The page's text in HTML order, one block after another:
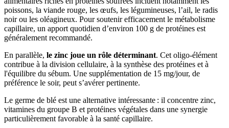
poissons, la viande rouge, les œufs, les légumineuses, l’ail, le radis
noir ou les oléagineux. Pour soutenir efficacement le métabolisme
capillaire, un apport quotidien d’environ 100 g de protéines est
généralement recommandé.
En parallèle, le zinc joue un rôle déterminant. Cet oligo-élément
contribue à la division cellulaire, à la synthèse des protéines et à
l'équilibre du sébum. Une supplémentation de 15 mg/jour, de
préférence le soir, peut s’avérer pertinente.
Le germe de blé est une alternative intéressante : il concentre zinc,
vitamines du groupe B et protéines végétales dans une synergie
particulièrement favorable à la santé capillaire.